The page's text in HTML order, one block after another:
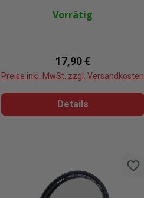
Vorrätig
Regulärer Preis:
17,90 €
Preise inkl. MwSt. zzgl. Versandkosten
Details